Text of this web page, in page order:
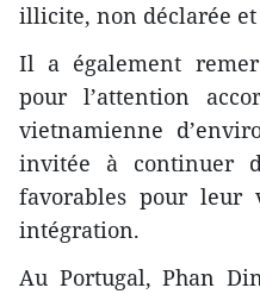
illicite, non déclarée
Il a également
pour l’attention
vietnamienne
invitée à continuer
favorables pour
intégration.
Au Portugal, Phan